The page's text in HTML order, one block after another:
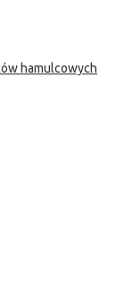
hamulcowych